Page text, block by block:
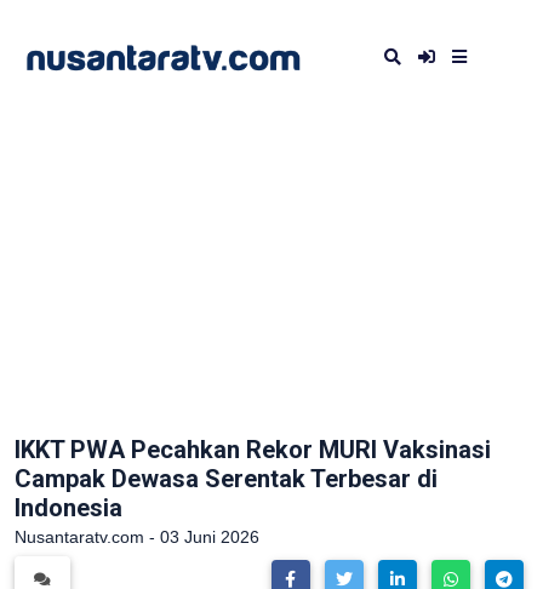
IKKT PWA Pecahkan Rekor MURI Vaksinasi
Campak Dewasa Serentak Terbesar di
Indonesia
Nusantaratv.com - 03 Juni 2026